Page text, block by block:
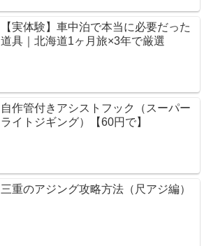
【実体験】車中泊で本当に必要だった
道具｜北海道1ヶ月旅×3年で厳選
自作管付きアシストフック（スーパー
ライトジギング）【60円で】
三重のアジング攻略方法（尺アジ編）